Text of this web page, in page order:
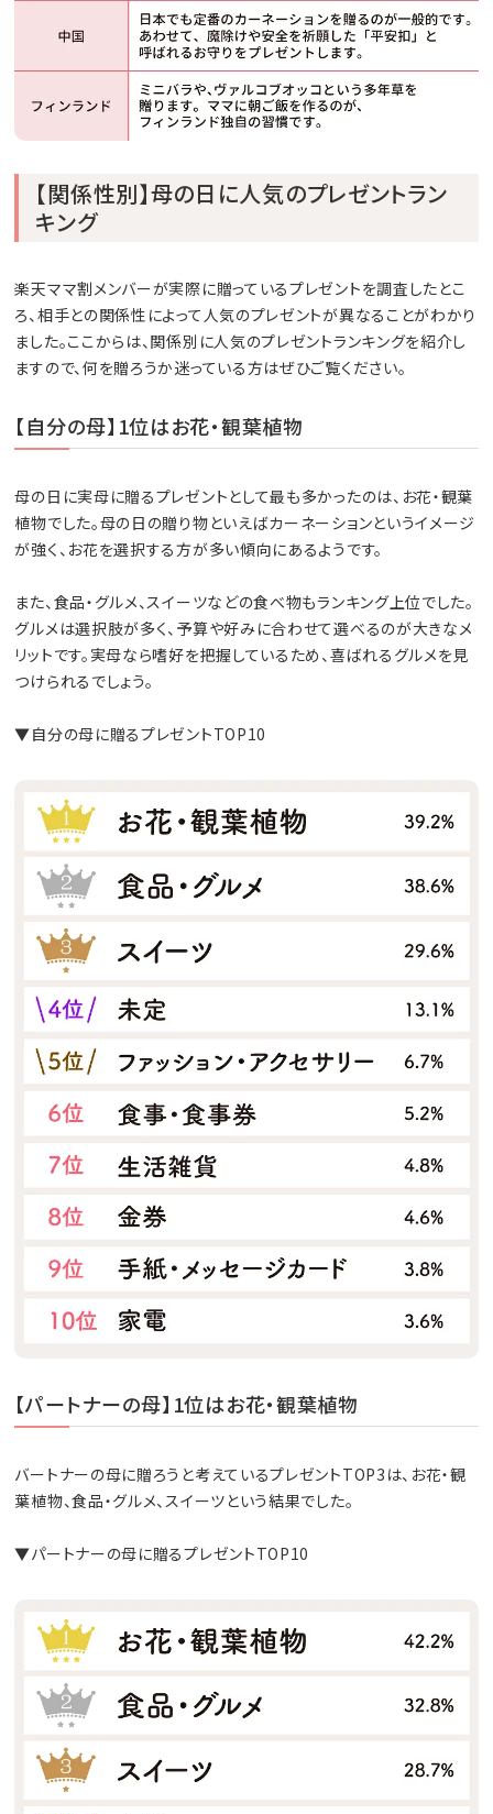
【関係性別】母の日に人気のプレゼントラン
キング
楽天ママ割メンバーが実際に贈っているプレゼントを調査したとこ
ろ、相手との関係性によって人気のプレゼントが異なることがわかり
ました。ここからは、関係別に人気のプレゼントランキングを紹介し
ますので、何を贈ろうか迷っている方はぜひご覧ください。
【自分の母】1位はお花・観葉植物
母の日に実母に贈るプレゼントとして最も多かったのは、お花・観葉
植物でした。母の日の贈り物といえばカーネーションというイメージ
が強く、お花を選択する方が多い傾向にあるようです。
また、食品・グルメ、スイーツなどの食べ物もランキング上位でした。
グルメは選択肢が多く、予算や好みに合わせて選べるのが大きなメ
リットです。実母なら嗜好を把握しているため、喜ばれるグルメを見
つけられるでしょう。
▼自分の母に贈るプレゼントTOP10
【パートナーの母】1位はお花・観葉植物
バートナーの母に贈ろうと考えているプレゼントTOP3は、お花・観
葉植物、食品・グルメ、スイーツという結果でした。
▼パートナーの母に贈るプレゼントTOP10